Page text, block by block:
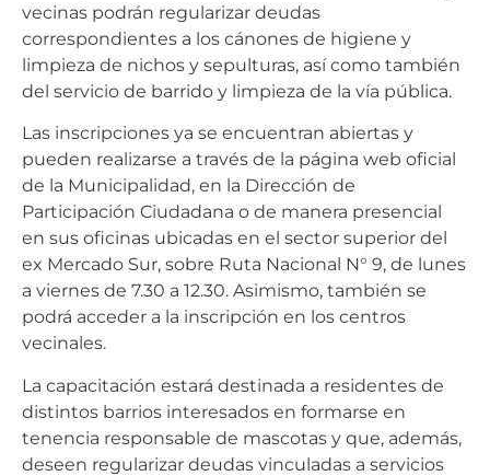
vecinas podrán regularizar deudas
correspondientes a los cánones de higiene y
limpieza de nichos y sepulturas, así como también
del servicio de barrido y limpieza de la vía pública.
Las inscripciones ya se encuentran abiertas y
pueden realizarse a través de la página web oficial
de la Municipalidad, en la Dirección de
Participación Ciudadana o de manera presencial
en sus oficinas ubicadas en el sector superior del
ex Mercado Sur, sobre Ruta Nacional N° 9, de lunes
a viernes de 7.30 a 12.30. Asimismo, también se
podrá acceder a la inscripción en los centros
vecinales.
La capacitación estará destinada a residentes de
distintos barrios interesados en formarse en
tenencia responsable de mascotas y que, además,
deseen regularizar deudas vinculadas a servicios